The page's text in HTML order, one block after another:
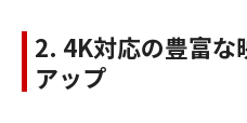
2. 4K対応の豊富な
アップ